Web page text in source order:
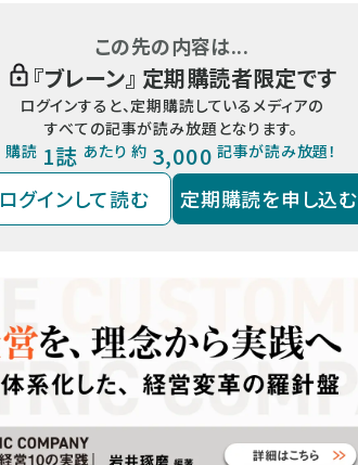
この先の内容は...
『ブレーン』 定期購読者限定です
ログインすると、定期購読しているメディアの
すべての記事が読み放題となります。
購読 1誌 あたり 約 3,000 記事が読み放題！
ログインして読む 定期購読を申し込む